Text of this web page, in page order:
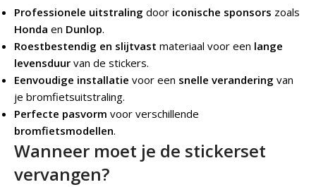
Professionele uitstraling door iconische sponsors zoals
Honda en Dunlop.
Roestbestendig en slijtvast materiaal voor een lange
levensduur van de stickers.
Eenvoudige installatie voor een snelle verandering van
je bromfietsuitstraling.
Perfecte pasvorm voor verschillende
bromfietsmodellen.
Wanneer moet je de stickerset
vervangen?